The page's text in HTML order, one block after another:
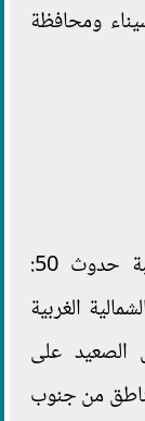
ومحافظة
وتهطل أمطار متوسطة ورعدية (بنسبة حدوث 50:
الغربية
الصعيد على
من جنوب